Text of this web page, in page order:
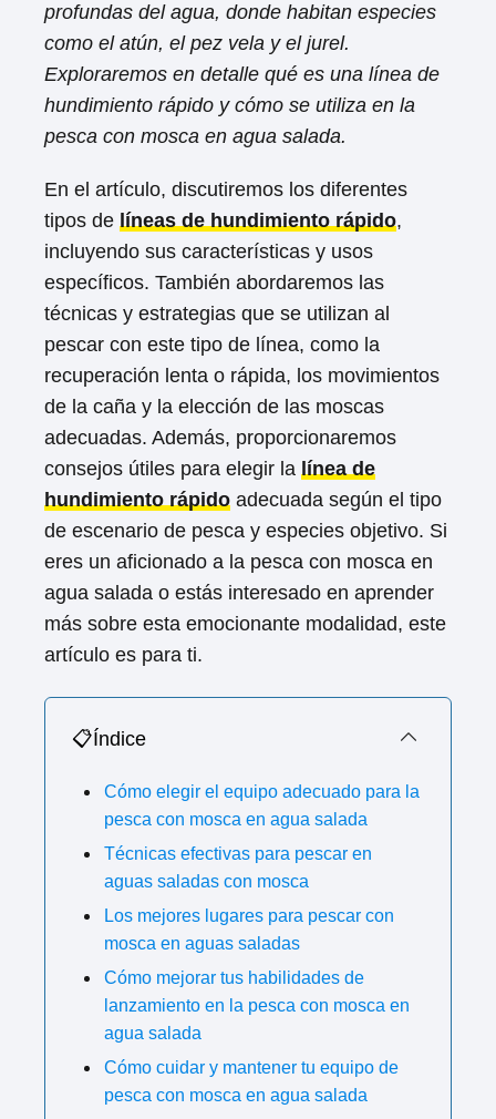
profundas del agua, donde habitan especies
como el atún, el pez vela y el jurel.
Exploraremos en detalle qué es una línea de
hundimiento rápido y cómo se utiliza en la
pesca con mosca en agua salada.
En el artículo, discutiremos los diferentes
tipos de líneas de hundimiento rápido,
incluyendo sus características y usos
específicos. También abordaremos las
técnicas y estrategias que se utilizan al
pescar con este tipo de línea, como la
recuperación lenta o rápida, los movimientos
de la caña y la elección de las moscas
adecuadas. Además, proporcionaremos
consejos útiles para elegir la línea de
hundimiento rápido adecuada según el tipo
de escenario de pesca y especies objetivo. Si
eres un aficionado a la pesca con mosca en
agua salada o estás interesado en aprender
más sobre esta emocionante modalidad, este
artículo es para ti.
📋Índice
Cómo elegir el equipo adecuado para la
pesca con mosca en agua salada
Técnicas efectivas para pescar en
aguas saladas con mosca
Los mejores lugares para pescar con
mosca en aguas saladas
Cómo mejorar tus habilidades de
lanzamiento en la pesca con mosca en
agua salada
Cómo cuidar y mantener tu equipo de
pesca con mosca en agua salada